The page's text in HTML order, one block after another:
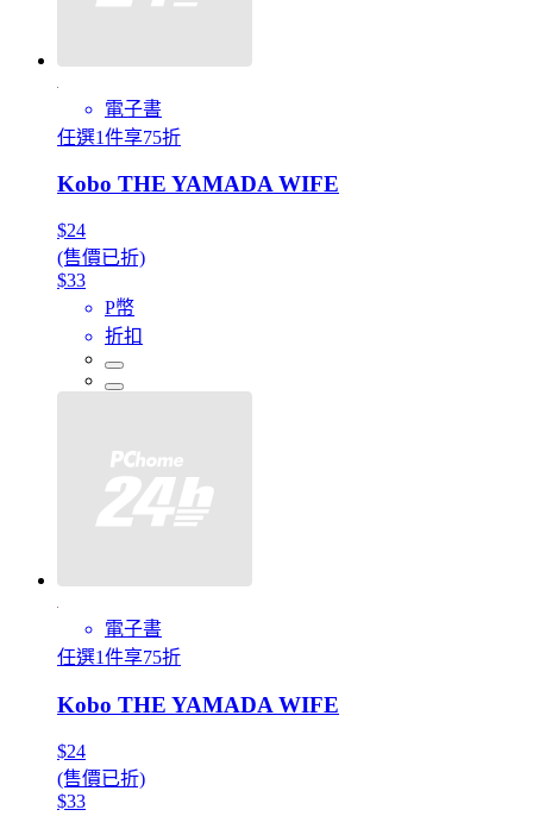
電子書
任選1件享75折
Kobo THE YAMADA WIFE
$24
(售價已折)
$33
P幣
折扣
電子書
任選1件享75折
Kobo THE YAMADA WIFE
$24
(售價已折)
$33